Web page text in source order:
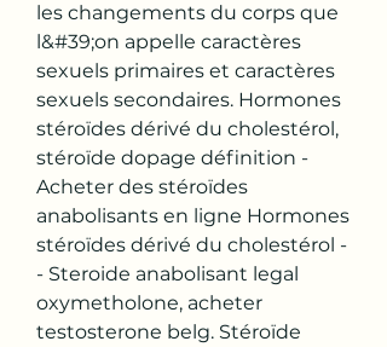
les changements du corps que
l&#39;on appelle caractères
sexuels primaires et caractères
sexuels secondaires. Hormones
stéroïdes dérivé du cholestérol,
stéroïde dopage définition -
Acheter des stéroïdes
anabolisants en ligne Hormones
stéroïdes dérivé du cholestérol -
- Steroide anabolisant legal
oxymetholone, acheter
testosterone belg. Stéroïde